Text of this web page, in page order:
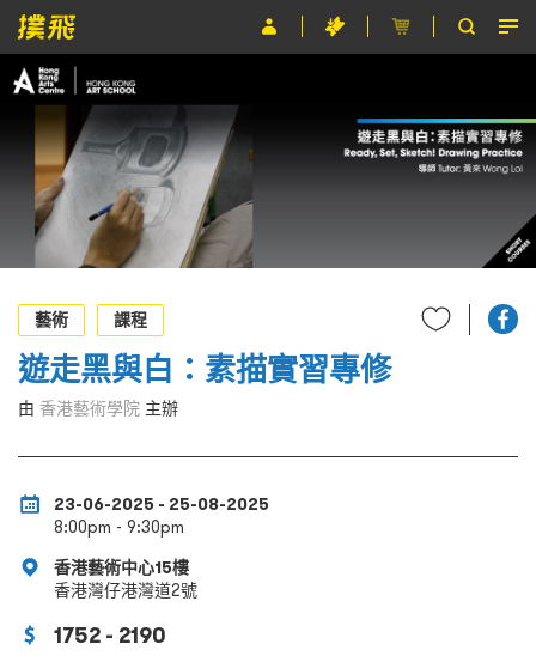
節目
主辦單位
關於撲飛
條款及細則
EN
藝術
課程
遊走黑與白：素描實習專修
由 香港藝術學院 主辦
23-06-2025 - 25-08-2025
8:00pm - 9:30pm
香港藝術中心15樓
香港灣仔港灣道2號
1752 - 2190